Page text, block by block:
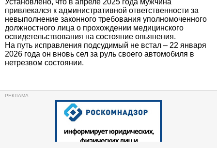
Установлено, что в апреле 2025 года мужчина
привлекался к административной ответственности за
невыполнение законного требования уполномоченного
должностного лица о прохождении медицинского
освидетельствования на состояние опьянения.
На путь исправления подсудимый не встал – 22 января
2026 года он вновь сел за руль своего автомобиля в
нетрезвом состоянии.